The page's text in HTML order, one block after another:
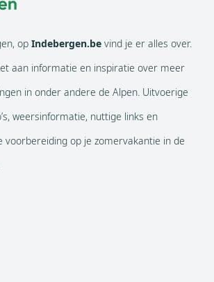
op Indebergen.be vind je er alles over.
aan informatie en inspiratie over meer
in onder andere de Alpen. Uitvoerige
weersinformatie, nuttige links en
voorbereiding op je zomervakantie in de